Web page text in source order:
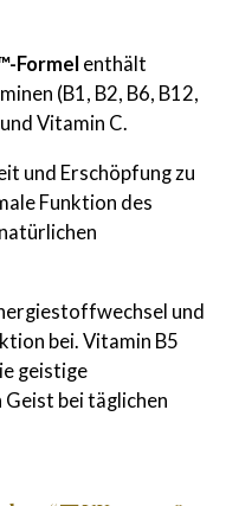
Formel enthält
(B1, B2, B6, B12,
Vitamin C.
und Erschöpfung zu
Funktion des
und
bei. Vitamin B5
geistige
bei täglichen